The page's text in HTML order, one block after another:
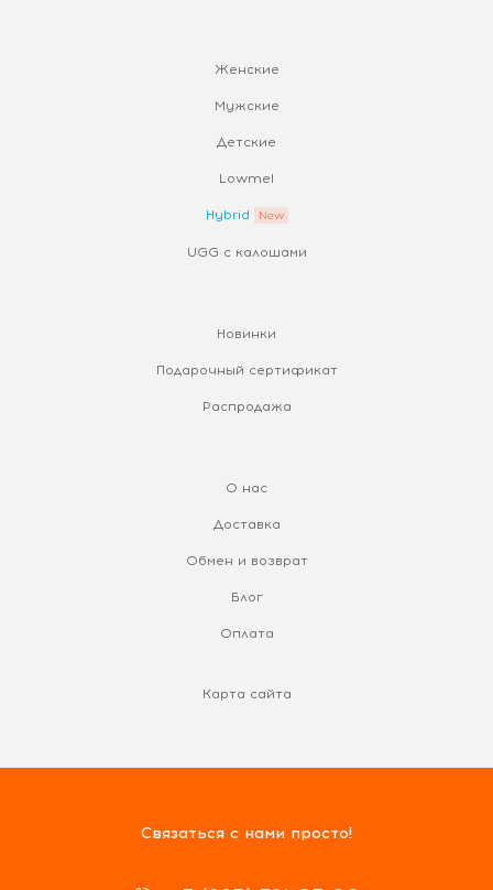
Женские
Мужские
Детские
Lowmel
Hybrid
UGG с калошами
Новинки
Подарочный сертификат
Распродажа
О нас
Доставка
Обмен и возврат
Блог
Оплата
Карта сайта
Связаться с нами просто!